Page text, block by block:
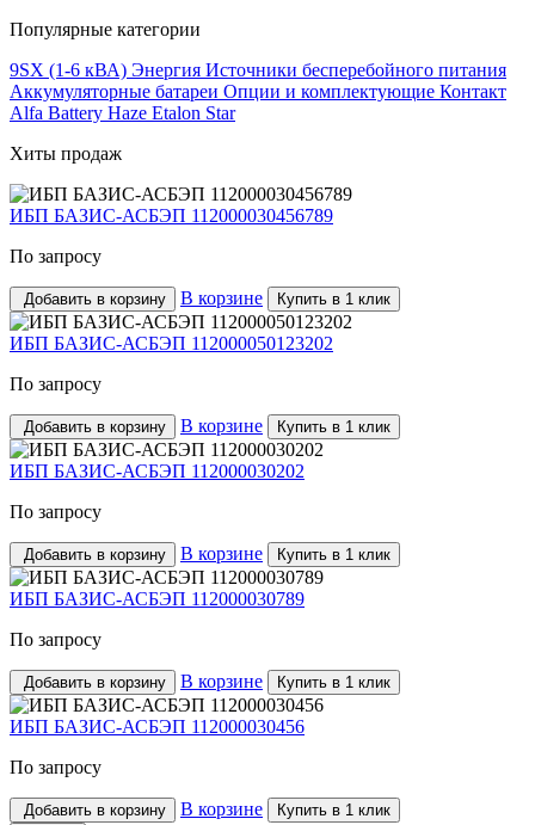
Популярные категории
9SX (1-6 кВА) Энергия Источники бесперебойного питания
Аккумуляторные батареи Опции и комплектующие Контакт
Alfa Battery Haze Etalon Star
Хиты продаж
ИБП БАЗИС-АСБЭП 112000030456789
По запросу
Добавить в корзину В корзине Купить в 1 клик
ИБП БАЗИС-АСБЭП 112000050123202
По запросу
Добавить в корзину В корзине Купить в 1 клик
ИБП БАЗИС-АСБЭП 112000030202
По запросу
Добавить в корзину В корзине Купить в 1 клик
ИБП БАЗИС-АСБЭП 112000030789
По запросу
Добавить в корзину В корзине Купить в 1 клик
ИБП БАЗИС-АСБЭП 112000030456
По запросу
Добавить в корзину В корзине
Купить в 1 клик